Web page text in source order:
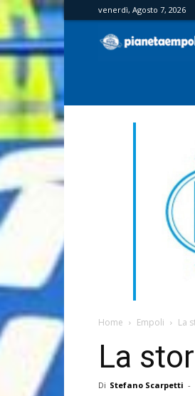
venerdì, Agosto 7, 2026
Home Empoli La
La
Di Stefano Scarpetti -